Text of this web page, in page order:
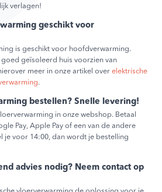
verlagen!
geschikt voor
is geschikt voor hoofdverwarming.
goed geïsoleerd huis voorzien van
meer in onze artikel overelektrische
.
bestellen? Snelle levering!
in onze webshop. Betaal
Pay, Apple Pay of een van de andere
je voor 14:00, dan wordt je bestelling
advies nodig? Neem contact op